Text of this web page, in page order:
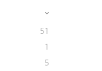
51
1
5